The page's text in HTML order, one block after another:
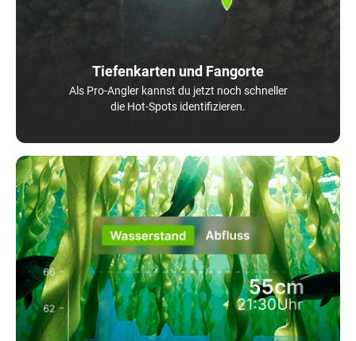
Tiefenkarten und Fangorte
Als Pro-Angler kannst du jetzt noch schneller
die Hot-Spots identifizieren.